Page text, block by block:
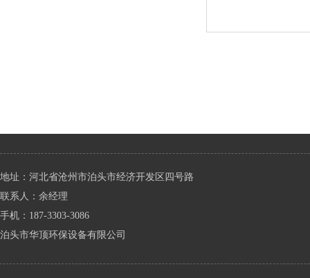
地址：河北省沧州市泊头市经济开发区四号路
联系人：余经理
手机：187-3303-3086
泊头市华顶环保设备有限公司